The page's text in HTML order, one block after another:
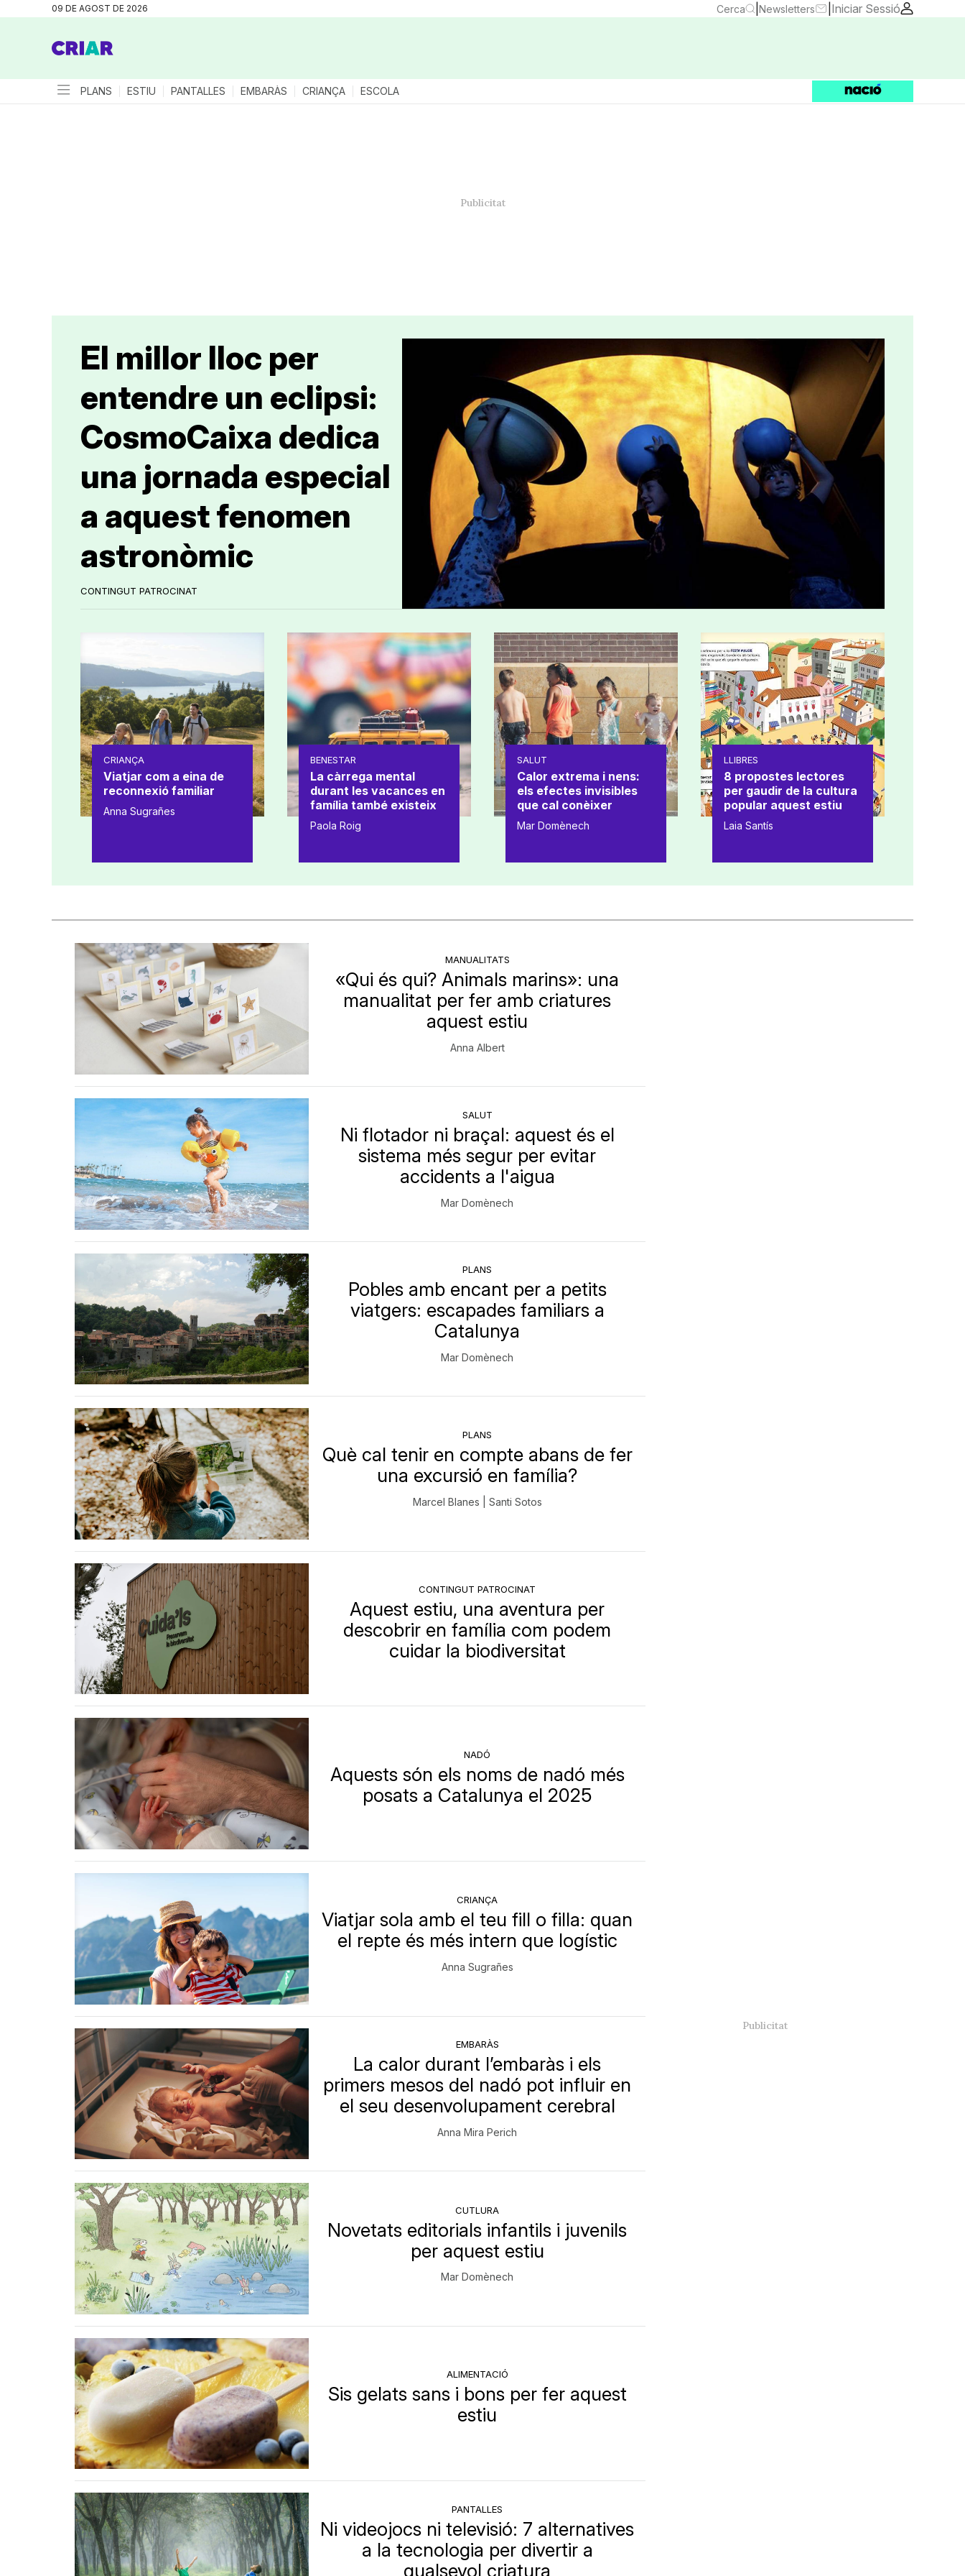
09 DE AGOST DE 2026 Cerca Newsletters Iniciar Sessió
PLANS ESTIU PANTALLES EMBARÀS CRIANÇA ESCOLA
CONTINGUT PATROCINAT
El millor lloc per
entendre un eclipsi:
CosmoCaixa dedica
una jornada especial
a aquest fenomen
astronòmic
CRIANÇA
Viatjar com a eina de
reconnexió familiar
Anna Sugrañes
BENESTAR
La càrrega mental
durant les vacances en
família també existeix
Paola Roig
SALUT
Calor extrema i nens:
els efectes invisibles
que cal conèixer
Mar Domènech
LLIBRES
8 propostes lectores
per gaudir de la cultura
popular aquest estiu
Laia Santís
MANUALITATS
«Qui és qui? Animals marins»: una
manualitat per fer amb criatures
aquest estiu
Anna Albert
SALUT
Ni flotador ni braçal: aquest és el
sistema més segur per evitar
accidents a l'aigua
Mar Domènech
PLANS
Pobles amb encant per a petits
viatgers: escapades familiars a
Catalunya
Mar Domènech
PLANS
Què cal tenir en compte abans de fer
una excursió en família?
Marcel Blanes | Santi Sotos
CONTINGUT PATROCINAT
Aquest estiu, una aventura per
descobrir en família com podem
cuidar la biodiversitat
NADÓ
Aquests són els noms de nadó més
posats a Catalunya el 2025
CRIANÇA
Viatjar sola amb el teu fill o filla: quan
el repte és més intern que logístic
Anna Sugrañes
EMBARÀS
La calor durant l’embaràs i els
primers mesos del nadó pot influir en
el seu desenvolupament cerebral
Anna Mira Perich
CUTLURA
Novetats editorials infantils i juvenils
per aquest estiu
Mar Domènech
ALIMENTACIÓ
Sis gelats sans i bons per fer aquest
estiu
PANTALLES
Ni videojocs ni televisió: 7 alternatives
a la tecnologia per divertir a
qualsevol criatura